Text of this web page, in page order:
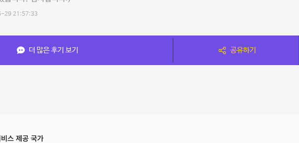
29 21:57:33
더 많은 후기 보기 공유하기
스 제공 국가